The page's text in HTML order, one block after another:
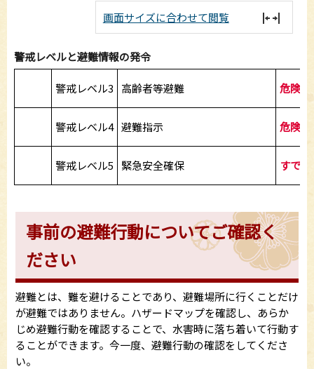
画面サイズに合わせて閲覧
警戒レベルと避難情報の発令
警戒レベル3 高齢者等避難 危険
警戒レベル4 避難指示 危険
警戒レベル5 緊急安全確保 すで
事前の避難行動についてご確認く
ださい
避難とは、難を避けることであり、避難場所に行くことだけ
が避難ではありません。ハザードマップを確認し、あらか
じめ避難行動を確認することで、水害時に落ち着いて行動す
ることができます。今一度、避難行動の確認をしてくださ
い。